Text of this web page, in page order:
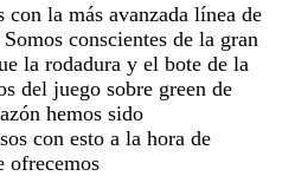
la más avanzada línea de
conscientes de la gran
la rodadura y el bote de la
del juego sobre green de
hemos sido
con esto a la hora de
ofrecemos